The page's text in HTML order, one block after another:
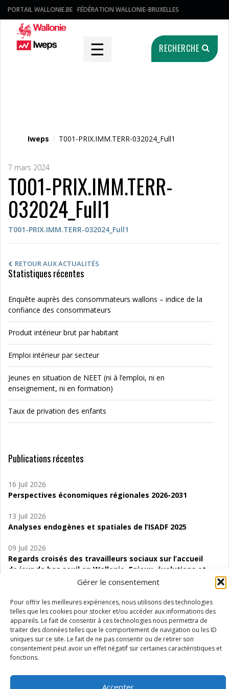
Gérer le consentement
Pour offrir les meilleures expériences, nous utilisons des technologies
telles que les cookies pour stocker et/ou accéder aux informations des
appareils. Le fait de consentir à ces technologies nous permettra de
traiter des données telles que le comportement de navigation ou les ID
uniques sur ce site. Le fait de ne pas consentir ou de retirer son
consentement peut avoir un effet négatif sur certaines caractéristiques et
fonctions.
Accepter
PORTAIL WALLONIE.BE FÉDÉRATION WALLONIE-BRUXELLES
☰ RECHERCHE
Iweps / T001-PRIX.IMM.TERR-032024_Full1
7 mars 2024
T001-PRIX.IMM.TERR-
032024_Full1
T001-PRIX.IMM.TERR-032024_Full1
RETOUR AUX ACTUALITÉS
Statistiques récentes
Enquête auprès des consommateurs wallons – indice de la
confiance des consommateurs
Produit intérieur brut par habitant
Emploi intérieur par secteur
Jeunes en situation de NEET (ni à l’emploi, ni en
enseignement, ni en formation)
Taux de privation des enfants
Publications récentes
16 Juil 2026
Perspectives économiques régionales 2026-2031
13 Juil 2026
Analyses endogènes et spatiales de l’ISADF 2025
09 Juil 2026
Regards croisés des travailleurs sociaux sur l’accueil
de jour de bas seuil en Wallonie. Enjeux, évolutions et
06 Juil 2026
Étude d’évaluabilité des Structures
d’accompagnement à l’autocréation d’emploi (SAACE)
01 Juil 2026
Pénurie du personnel infirmier :quels indicateurs
Wallonie ?